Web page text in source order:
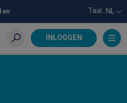
en
Taal: NL
INLOGGEN
Zoeken